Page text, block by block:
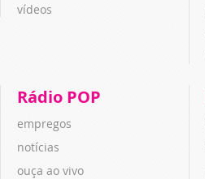
vídeos
Rádio POP
empregos
notícias
ouça ao vivo